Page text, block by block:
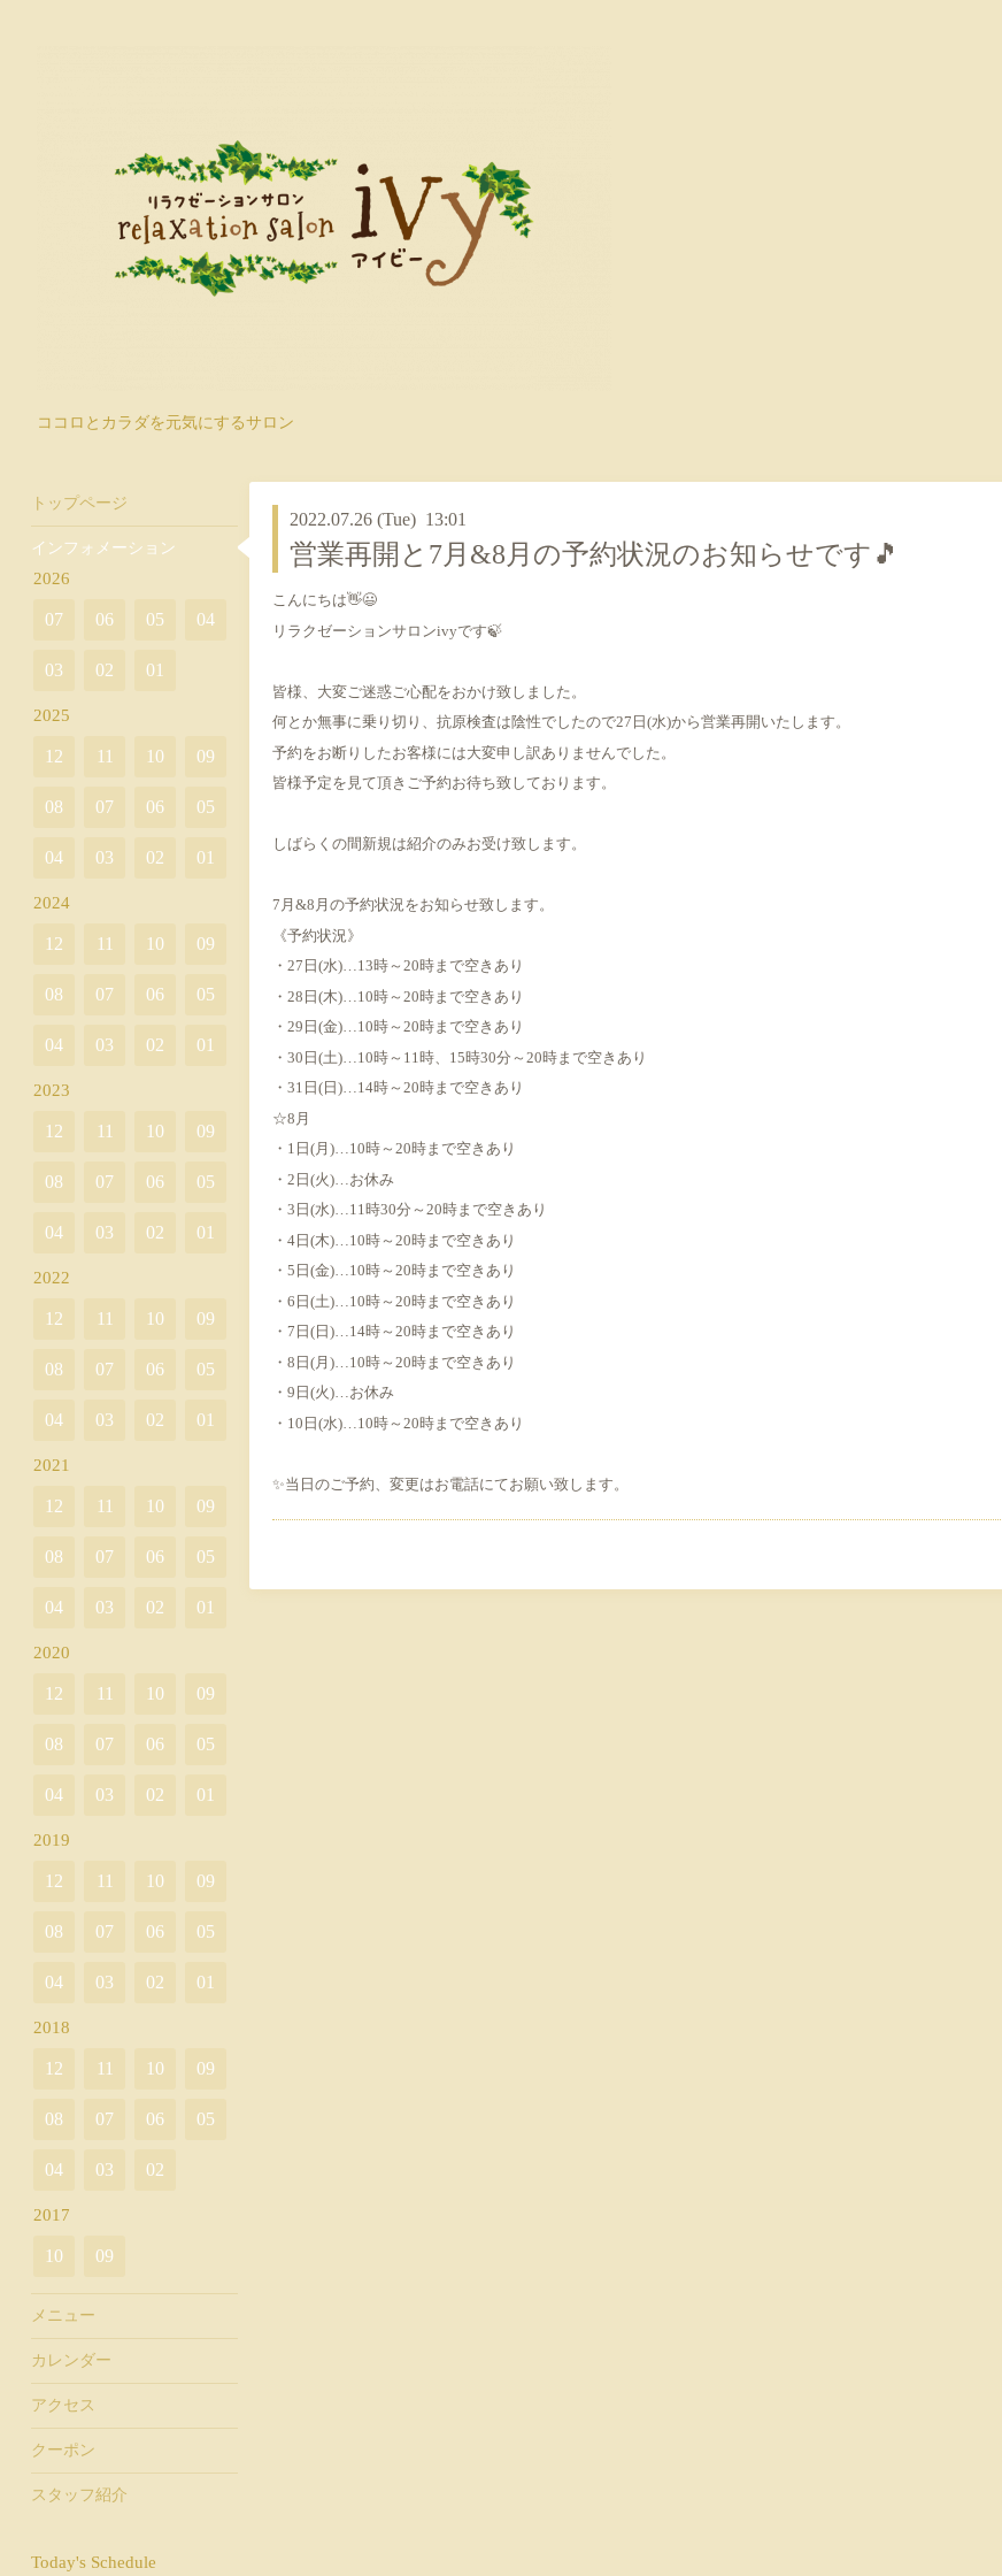
ココロとカラダを元気にするサロン
2022.07.26 (Tue) 13:01
営業再開と7月&8月の予約状況のお知らせです🎵
こんにちは👋😃
リラクゼーションサロンivyです🍃
皆様、大変ご迷惑ご心配をおかけ致しました。
何とか無事に乗り切り、抗原検査は陰性でしたので27日(水)から営業再開いたします。
予約をお断りしたお客様には大変申し訳ありませんでした。
皆様予定を見て頂きご予約お待ち致しております。
しばらくの間新規は紹介のみお受け致します。
7月&8月の予約状況をお知らせ致します。
《予約状況》
・27日(水)…13時～20時まで空きあり
・28日(木)…10時～20時まで空きあり
・29日(金)…10時～20時まで空きあり
・30日(土)…10時～11時、15時30分～20時まで空きあり
・31日(日)…14時～20時まで空きあり
☆8月
・1日(月)…10時～20時まで空きあり
・2日(火)…お休み
・3日(水)…11時30分～20時まで空きあり
・4日(木)…10時～20時まで空きあり
・5日(金)…10時～20時まで空きあり
・6日(土)…10時～20時まで空きあり
・7日(日)…14時～20時まで空きあり
・8日(月)…10時～20時まで空きあり
・9日(火)…お休み
・10日(水)…10時～20時まで空きあり
✨当日のご予約、変更はお電話にてお願い致します。
トップページ
インフォメーション
2026
07 06 05 04
03 02 01
2025
12 11 10 09
08 07 06 05
04 03 02 01
2024
12 11 10 09
08 07 06 05
04 03 02 01
2023
12 11 10 09
08 07 06 05
04 03 02 01
2022
12 11 10 09
08 07 06 05
04 03 02 01
2021
12 11 10 09
08 07 06 05
04 03 02 01
2020
12 11 10 09
08 07 06 05
04 03 02 01
2019
12 11 10 09
08 07 06 05
04 03 02 01
2018
12 11 10 09
08 07 06 05
04 03 02
2017
10 09
メニュー
カレンダー
アクセス
クーポン
スタッフ紹介
Today's Schedule